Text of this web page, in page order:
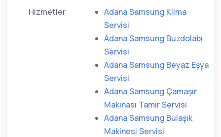
Hizmetler
Adana Samsung Klima
Servisi
Adana Samsung Buzdolabı
Servisi
Adana Samsung Beyaz Eşya
Servisi
Adana Samsung Çamaşır
Makinası Tamir Servisi
Adana Samsung Bulaşık
Makinesi Servisi